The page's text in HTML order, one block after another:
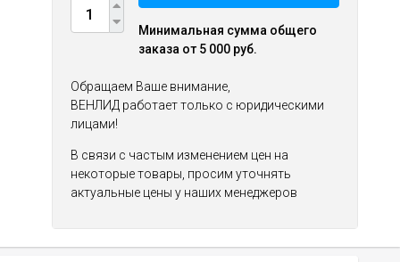
Минимальная сумма общего
заказа от 5 000 руб.
Обращаем Ваше внимание,
ВЕНЛИД работает только с юридическими
лицами!
В связи с частым изменением цен на
некоторые товары, просим уточнять
актуальные цены у наших менеджеров